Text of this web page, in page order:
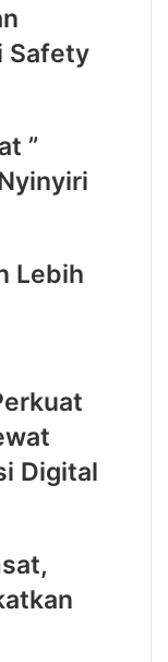
Safety
”
Lebih
Digital